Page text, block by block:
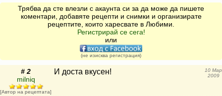
Трябва да сте влезли с акаунта си за да може да пишете
коментари, добавяте рецепти и снимки и организирате
рецептите, които харесвате в Любими.
Регистрирай се сега!
или
(не изисква регистрация)
# 2
milniq
[Автор на рецептата]
И доста вкусен!
10 Мар
2009